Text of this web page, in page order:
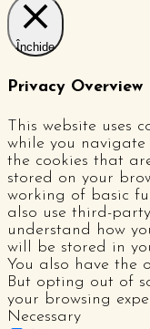
Închide
Privacy Overview
This website uses
while you navigate
the cookies that
stored on your
working of basic
also use third-
understand how
will be stored in
You also have the
But opting out of
your browsing
Necessary